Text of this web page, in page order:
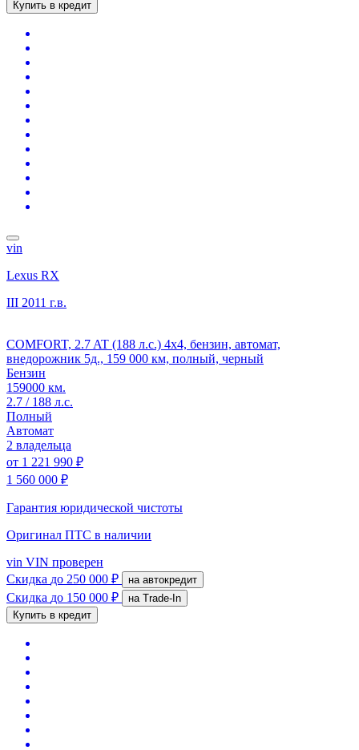
Купить в кредит
vin
Lexus RX
III 2011 г.в.
COMFORT, 2.7 AT (188 л.с.) 4x4, бензин, автомат,
внедорожник 5д., 159 000 км, полный, черный
Бензин
159000 км.
2.7 / 188 л.с.
Полный
Автомат
2 владельца
от 1 221 990 ₽
1 560 000 ₽
Гарантия юридической чистоты
Оригинал ПТС в наличии
vin VIN проверен
Скидка до 250 000 ₽ на автокредит
Скидка до 150 000 ₽
на Trade-In
Купить в кредит